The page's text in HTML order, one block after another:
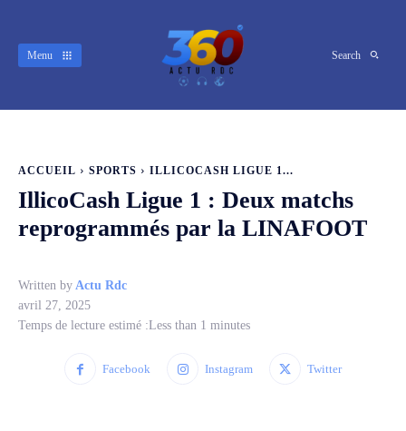
Menu Search
ACCUEIL SPORTS ILLICOCASH LIGUE 1...
IllicoCash Ligue 1 : Deux matchs
reprogrammés par la LINAFOOT
Written by Actu Rdc
avril 27, 2025
Temps de lecture estimé :Less than 1 minutes
Facebook Instagram Twitter